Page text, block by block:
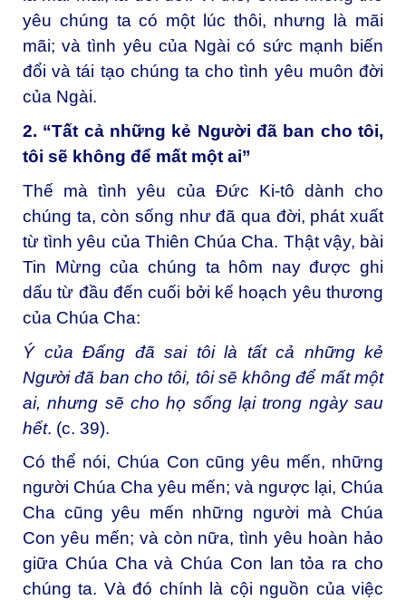
yêu chúng ta có một lúc thôi, nhưng là mãi
mãi; và tình yêu của Ngài có sức mạnh biến
đổi và tái tạo chúng ta cho tình yêu muôn đời
của Ngài.
2. “Tất cả những kẻ Người đã ban cho tôi,
tôi sẽ không để mất một ai”
Thế mà tình yêu của Đức Ki-tô dành cho
chúng ta, còn sống như đã qua đời, phát xuất
từ tình yêu của Thiên Chúa Cha. Thật vậy, bài
Tin Mừng của chúng ta hôm nay được ghi
dấu từ đầu đến cuối bởi kế hoạch yêu thương
của Chúa Cha:
Ý của Đấng đã sai tôi là tất cả những kẻ
Người đã ban cho tôi, tôi sẽ không để mất một
ai, nhưng sẽ cho họ sống lại trong ngày sau
hết. (c. 39).
Có thể nói, Chúa Con cũng yêu mến, những
người Chúa Cha yêu mến; và ngược lại, Chúa
Cha cũng yêu mến những người mà Chúa
Con yêu mến; và còn nữa, tình yêu hoàn hảo
giữa Chúa Cha và Chúa Con lan tỏa ra cho
chúng ta. Và đó chính là cội nguồn của việc